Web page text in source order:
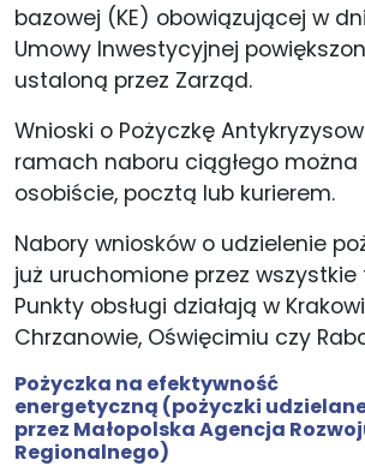
bazowej (KE) obowiązującej w
Umowy Inwestycyjnej
ustaloną przez Zarząd.
Wnioski o Pożyczkę
ramach naboru ciągłego można
osobiście, pocztą lub kurierem.
Nabory wniosków o udzielenie
już uruchomione przez
Punkty obsługi działają w
Chrzanowie, Oświęcimiu czy
Pożyczka na efektywność
energetyczną (pożyczki
przez Małopolska Agencja
Regionalnego)